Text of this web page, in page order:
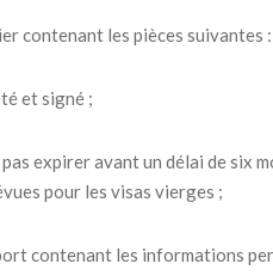
contenant les pièces suivantes :
et signé ;
expirer avant un délai de six
pour les visas vierges ;
contenant les informations